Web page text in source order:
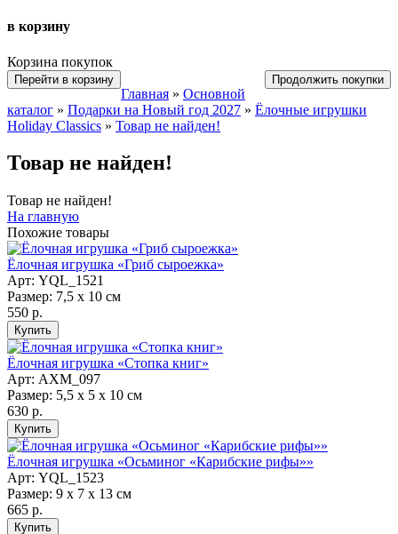
в корзину
Корзина покупок
Перейти в корзину Продолжить покупки
Главная » Основной
каталог » Подарки на Новый год 2027 » Ёлочные игрушки
Holiday Classics » Товар не найден!
Товар не найден!
Товар не найден!
На главную
Похожие товары
Ёлочная игрушка «Гриб сыроежка»
Арт: YQL_1521
Размер: 7,5 х 10 см
550 р.
Ёлочная игрушка «Стопка книг»
Арт: АХМ_097
Размер: 5,5 х 5 х 10 см
630 р.
Ёлочная игрушка «Осьминог «Карибские рифы»»
Арт: YQL_1523
Размер: 9 х 7 х 13 см
665 р.